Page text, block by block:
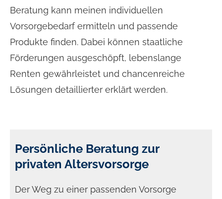
Beratung kann meinen individuellen
Vorsorgebedarf ermitteln und passende
Produkte finden. Dabei können staatliche
Förderungen ausgeschöpft, lebenslange
Renten gewährleistet und chancenreiche
Lösungen detaillierter erklärt werden.
Persönliche Beratung zur
privaten Alters­vorsorge
Der Weg zu einer passenden Vorsorge